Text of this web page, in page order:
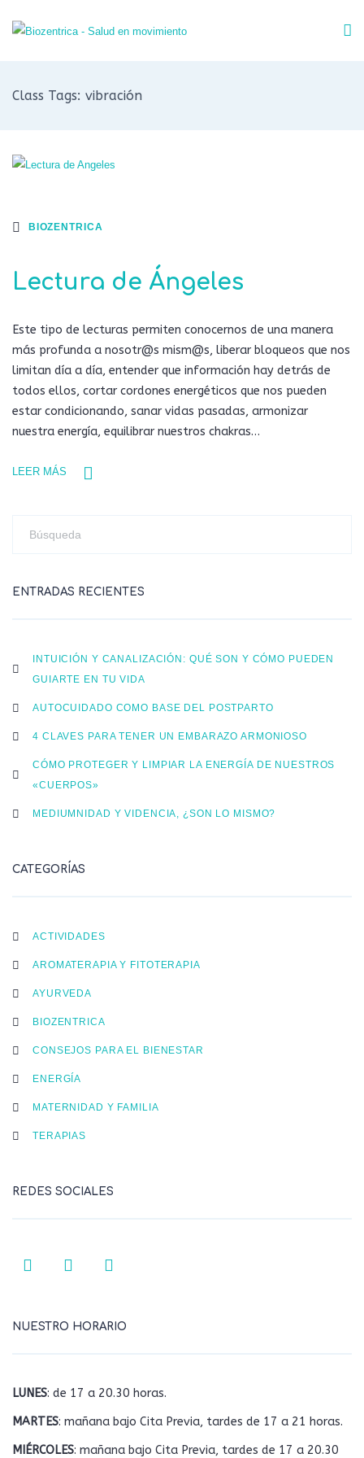
Class Tags: vibración
BIOZENTRICA
Lectura de Ángeles
Este tipo de lecturas permiten conocernos de una manera
más profunda a nosotr@s mism@s, liberar bloqueos que nos
limitan día a día, entender que información hay detrás de
todos ellos, cortar cordones energéticos que nos pueden
estar condicionando, sanar vidas pasadas, armonizar
nuestra energía, equilibrar nuestros chakras…
LEER MÁS
ENTRADAS RECIENTES
INTUICIÓN Y CANALIZACIÓN: QUÉ SON Y CÓMO PUEDEN
GUIARTE EN TU VIDA
AUTOCUIDADO COMO BASE DEL POSTPARTO
4 CLAVES PARA TENER UN EMBARAZO ARMONIOSO
CÓMO PROTEGER Y LIMPIAR LA ENERGÍA DE NUESTROS
«CUERPOS»
MEDIUMNIDAD Y VIDENCIA, ¿SON LO MISMO?
CATEGORÍAS
ACTIVIDADES
AROMATERAPIA Y FITOTERAPIA
AYURVEDA
BIOZENTRICA
CONSEJOS PARA EL BIENESTAR
ENERGÍA
MATERNIDAD Y FAMILIA
TERAPIAS
REDES SOCIALES
NUESTRO HORARIO
LUNES: de 17 a 20.30 horas.
MARTES: mañana bajo Cita Previa, tardes de 17 a 21 horas.
MIÉRCOLES: mañana bajo Cita Previa, tardes de 17 a 20.30